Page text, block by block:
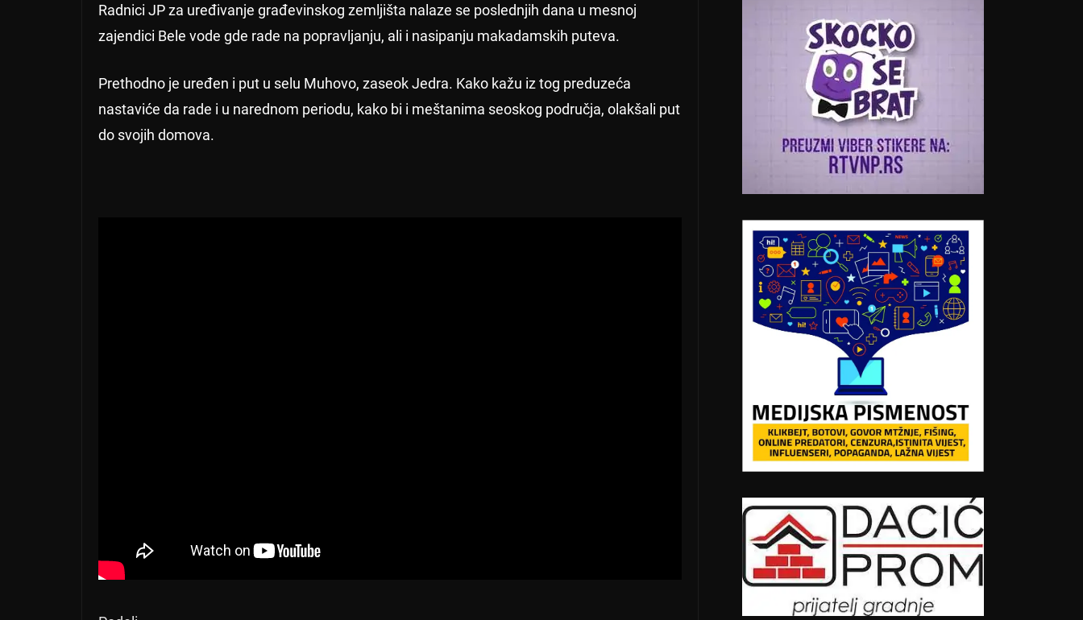
Radnici JP za uređivanje građevinskog zemljišta nalaze se poslednjih dana u mesnoj
zajendici Bele vode gde rade na popravljanju, ali i nasipanju makadamskih puteva.
Prethodno je uređen i put u selu Muhovo, zaseok Jedra. Kako kažu iz tog preduzeća
nastaviće da rade i u narednom periodu, kako bi i meštanima seoskog područja, olakšali put
do svojih domova.